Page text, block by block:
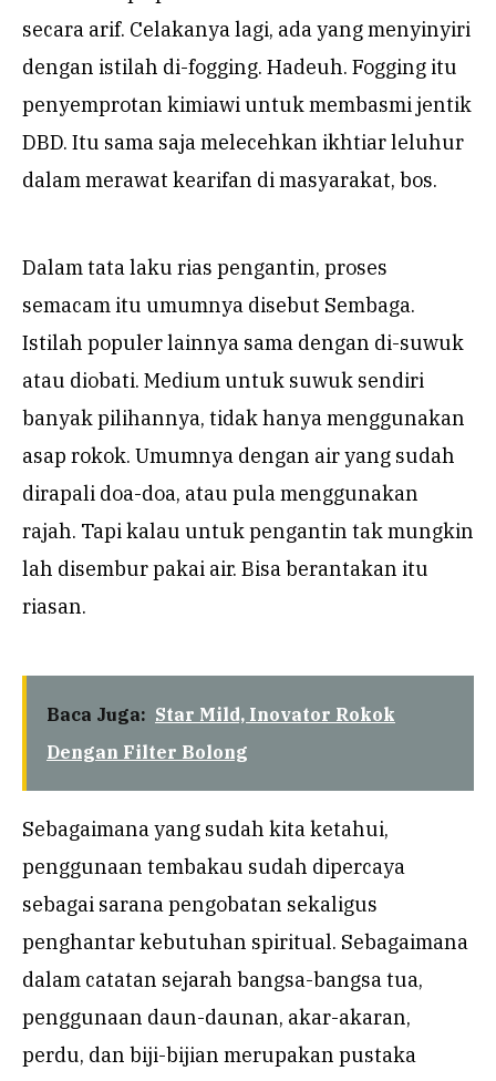
secara arif. Celakanya lagi, ada yang menyinyiri
dengan istilah di-fogging. Hadeuh. Fogging itu
penyemprotan kimiawi untuk membasmi jentik
DBD. Itu sama saja melecehkan ikhtiar leluhur
dalam merawat kearifan di masyarakat, bos.
Dalam tata laku rias pengantin, proses
semacam itu umumnya disebut Sembaga.
Istilah populer lainnya sama dengan di-suwuk
atau diobati. Medium untuk suwuk sendiri
banyak pilihannya, tidak hanya menggunakan
asap rokok. Umumnya dengan air yang sudah
dirapali doa-doa, atau pula menggunakan
rajah. Tapi kalau untuk pengantin tak mungkin
lah disembur pakai air. Bisa berantakan itu
riasan.
Baca Juga: Star Mild, Inovator Rokok
Dengan Filter Bolong
Sebagaimana yang sudah kita ketahui,
penggunaan tembakau sudah dipercaya
sebagai sarana pengobatan sekaligus
penghantar kebutuhan spiritual. Sebagaimana
dalam catatan sejarah bangsa-bangsa tua,
penggunaan daun-daunan, akar-akaran,
perdu, dan biji-bijian merupakan pustaka